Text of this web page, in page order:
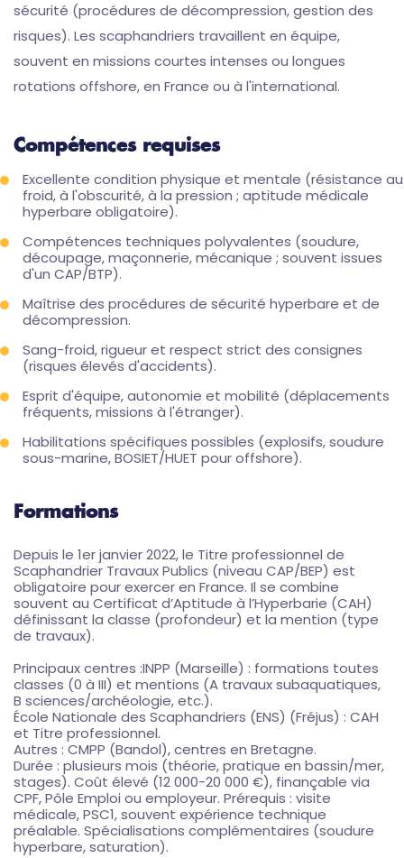
sécurité (procédures de décompression, gestion des
risques). Les scaphandriers travaillent en équipe,
souvent en missions courtes intenses ou longues
rotations offshore, en France ou à l'international.
Compétences requises
Excellente condition physique et mentale (résistance au
froid, à l'obscurité, à la pression ; aptitude médicale
hyperbare obligatoire).
Compétences techniques polyvalentes (soudure,
découpage, maçonnerie, mécanique ; souvent issues
d'un CAP/BTP).
Maîtrise des procédures de sécurité hyperbare et de
décompression.
Sang-froid, rigueur et respect strict des consignes
(risques élevés d'accidents).
Esprit d'équipe, autonomie et mobilité (déplacements
fréquents, missions à l'étranger).
Habilitations spécifiques possibles (explosifs, soudure
sous-marine, BOSIET/HUET pour offshore).
Formations
Depuis le 1er janvier 2022, le Titre professionnel de
Scaphandrier Travaux Publics (niveau CAP/BEP) est
obligatoire pour exercer en France. Il se combine
souvent au Certificat d’Aptitude à l’Hyperbarie (CAH)
définissant la classe (profondeur) et la mention (type
de travaux).
Principaux centres :INPP (Marseille) : formations toutes
classes (0 à III) et mentions (A travaux subaquatiques,
B sciences/archéologie, etc.).
École Nationale des Scaphandriers (ENS) (Fréjus) : CAH
et Titre professionnel.
Autres : CMPP (Bandol), centres en Bretagne.
Durée : plusieurs mois (théorie, pratique en bassin/mer,
stages). Coût élevé (12 000-20 000 €), finançable via
CPF, Pôle Emploi ou employeur. Prérequis : visite
médicale, PSC1, souvent expérience technique
préalable. Spécialisations complémentaires (soudure
hyperbare, saturation).